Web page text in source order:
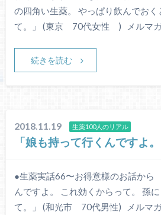
の四角い生薬。 やっぱり飲んでお
て。」 (東京 70代女性 ) メルマ
続きを読む
2018.11.19 生薬100人のリアル
「娘も持って行くんですよ。
●生薬実話66〜お得意様のお話から
んですよ。 これ効くからって。 孫
て。」 (和光市 70代男性) メルマ